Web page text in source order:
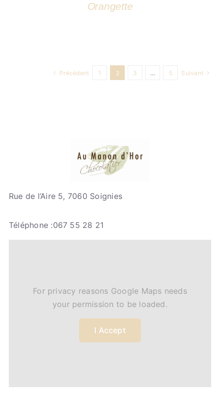
Orangette
Précédent 1 2 3 … 5 Suivant
Rue de l’Aire 5, 7060 Soignies
Téléphone :067 55 28 21
For privacy reasons Google Maps needs
your permission to be loaded.
I Accept